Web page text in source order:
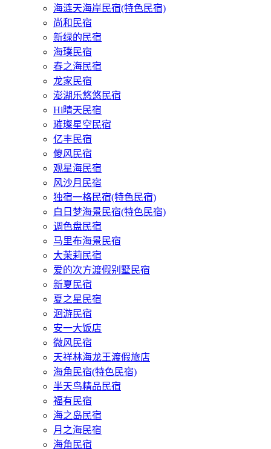
海涟天海岸民宿(特色民宿)
尚和民宿
新绿的民宿
海璞民宿
春之海民宿
龙家民宿
澎湖乐悠悠民宿
Hi晴天民宿
璀璨星空民宿
亿丰民宿
傻风民宿
观星海民宿
风沙月民宿
独宿一格民宿(特色民宿)
白日梦海景民宿(特色民宿)
调色盘民宿
马里布海景民宿
大茉莉民宿
爱的次方渡假别墅民宿
新夏民宿
夏之星民宿
洄游民宿
安一大饭店
微风民宿
天祥林海龙王渡假旅店
海角民宿(特色民宿)
半天鸟精品民宿
福有民宿
海之岛民宿
月之海民宿
海角民宿